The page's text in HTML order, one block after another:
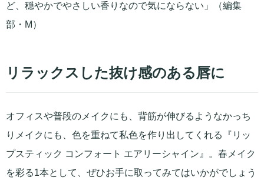
ど、穏やかでやさしい香りなので気にならない」（編集
部・M）
リラックスした抜け感のある唇に
オフィスや普段のメイクにも、背筋が伸びるようなかっち
りメイクにも、色を重ねて私色を作り出してくれる『リッ
プスティック コンフォート エアリーシャイン』。春メイク
を彩る1本として、ぜひお手に取ってみてはいかがでしょう